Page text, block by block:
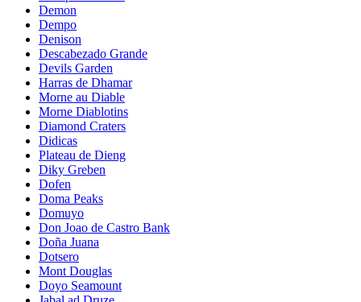
Demon
Dempo
Denison
Descabezado Grande
Devils Garden
Harras de Dhamar
Morne au Diable
Morne Diablotins
Diamond Craters
Didicas
Plateau de Dieng
Diky Greben
Dofen
Doma Peaks
Domuyo
Don Joao de Castro Bank
Doña Juana
Dotsero
Mont Douglas
Doyo Seamount